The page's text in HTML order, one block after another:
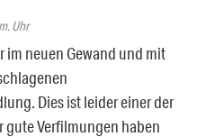
Uhr
im neuen Gewand und mit
Dies ist leider einer der
gute Verfilmungen haben